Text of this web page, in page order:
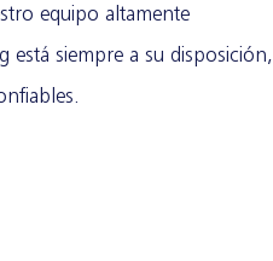
equipo altamente
está siempre a su disposición,